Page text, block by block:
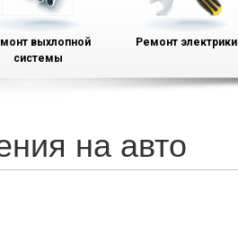
выхлопной
системы
Ремонт электрики
на авто